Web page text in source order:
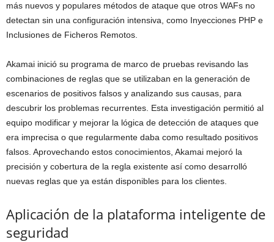
más nuevos y populares métodos de ataque que otros WAFs no
detectan sin una configuración intensiva, como Inyecciones PHP e
Inclusiones de Ficheros Remotos.
Akamai inició su programa de marco de pruebas revisando las
combinaciones de reglas que se utilizaban en la generación de
escenarios de positivos falsos y analizando sus causas, para
descubrir los problemas recurrentes. Esta investigación permitió al
equipo modificar y mejorar la lógica de detección de ataques que
era imprecisa o que regularmente daba como resultado positivos
falsos. Aprovechando estos conocimientos, Akamai mejoró la
precisión y cobertura de la regla existente así como desarrolló
nuevas reglas que ya están disponibles para los clientes.
Aplicación de la plataforma inteligente de
seguridad